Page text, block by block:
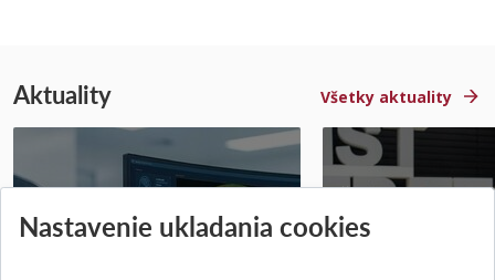
Aktuality Všetky aktuality
Europe na posilnenie
Študentský tím z
jediný zastupoval
Nastavenie ukladania cookies